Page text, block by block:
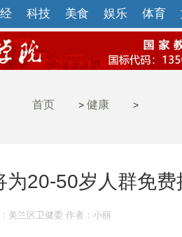
科技 美食 娱乐 体育
首页 > 健康 >
为20-50岁人群免
美兰区卫健委 作者：小丽